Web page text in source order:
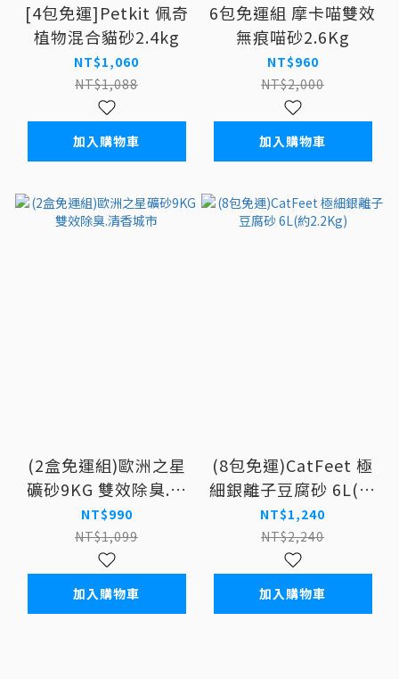
[4包免運]Petkit 佩奇
植物混合貓砂2.4kg
NT$1,060
NT$1,088
加入購物車
6包免運組 摩卡喵雙效
無痕喵砂2.6Kg
NT$960
NT$2,000
加入購物車
(2盒免運組)歐洲之星
礦砂9KG 雙效除臭.清
香城市
NT$990
NT$1,099
加入購物車
(8包免運)CatFeet 極
細銀離子豆腐砂 6L(約
2.2Kg)
NT$1,240
NT$2,240
加入購物車